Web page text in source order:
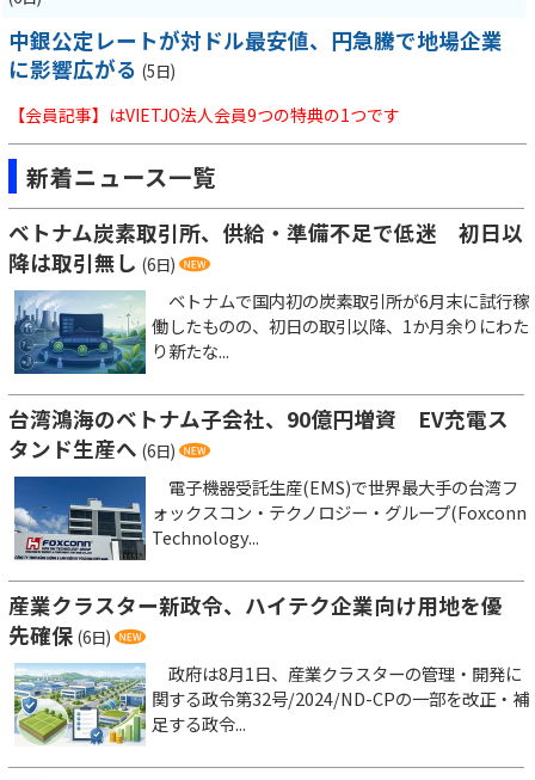
中銀公定レートが対ドル最安値、円急騰で地場企業
に影響広がる (5日)
【会員記事】はVIETJO法人会員9つの特典の1つです
新着ニュース一覧
ベトナム炭素取引所、供給・準備不足で低迷 初日以
降は取引無し (6日)
ベトナムで国内初の炭素取引所が6月末に試行稼
働したものの、初日の取引以降、1か月余りにわた
り新たな...
台湾鴻海のベトナム子会社、90億円増資 EV充電ス
タンド生産へ (6日)
電子機器受託生産(EMS)で世界最大手の台湾フ
ォックスコン・テクノロジー・グループ(Foxconn
Technology...
産業クラスター新政令、ハイテク企業向け用地を優
先確保 (6日)
政府は8月1日、産業クラスターの管理・開発に
関する政令第32号/2024/ND-CPの一部を改正・補
足する政令...